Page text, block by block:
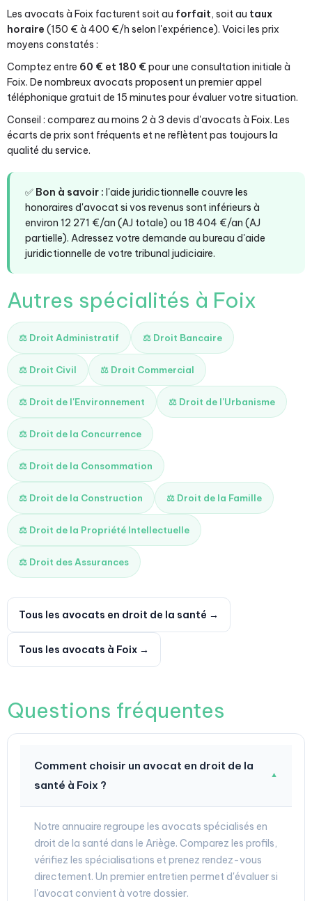
Les avocats à Foix facturent soit au forfait, soit au taux
horaire (150 € à 400 €/h selon l'expérience). Voici les prix
moyens constatés :
Comptez entre 60 € et 180 € pour une consultation initiale à
Foix. De nombreux avocats proposent un premier appel
téléphonique gratuit de 15 minutes pour évaluer votre situation.
Conseil : comparez au moins 2 à 3 devis d'avocats à Foix. Les
écarts de prix sont fréquents et ne reflètent pas toujours la
qualité du service.
✅ Bon à savoir : l'aide juridictionnelle couvre les
honoraires d'avocat si vos revenus sont inférieurs à
environ 12 271 €/an (AJ totale) ou 18 404 €/an (AJ
partielle). Adressez votre demande au bureau d'aide
juridictionnelle de votre tribunal judiciaire.
Autres spécialités à Foix
⚖️ Droit Administratif ⚖️ Droit Bancaire
⚖️ Droit Civil ⚖️ Droit Commercial
⚖️ Droit de l'Environnement ⚖️ Droit de l'Urbanisme
⚖️ Droit de la Concurrence
⚖️ Droit de la Consommation
⚖️ Droit de la Construction ⚖️ Droit de la Famille
⚖️ Droit de la Propriété Intellectuelle
⚖️ Droit des Assurances
Tous les avocats en droit de la santé →
Tous les avocats à Foix →
Questions fréquentes
Comment choisir un avocat en droit de la
santé à Foix ?
▼
Notre annuaire regroupe les avocats spécialisés en
droit de la santé dans le Ariège. Comparez les profils,
vérifiez les spécialisations et prenez rendez-vous
directement. Un premier entretien permet d'évaluer si
l'avocat convient à votre dossier.